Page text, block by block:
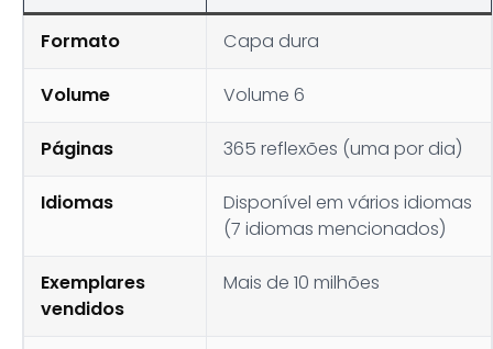
Formato Capa dura
Volume Volume 6
Páginas 365 reflexões (uma por dia)
Idiomas
Disponível em vários idiomas
(7 idiomas mencionados)
Exemplares
vendidos
Mais de 10 milhões